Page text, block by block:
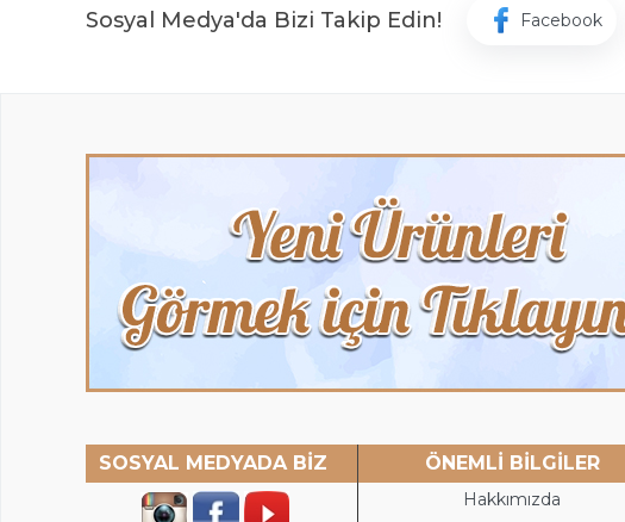
Sosyal Medya'da Bizi Takip Edin! Facebook
SOSYAL MEDYADA BİZ ÖNEMLİ BİLGİLER
Hakkımızda